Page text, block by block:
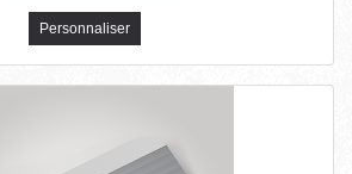
Personnaliser